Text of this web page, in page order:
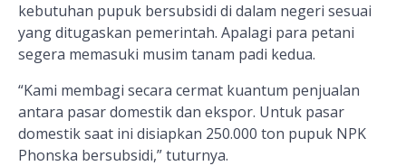
kebutuhan pupuk bersubsidi di dalam negeri sesuai
yang ditugaskan pemerintah. Apalagi para petani
segera memasuki musim tanam padi kedua.
“Kami membagi secara cermat kuantum penjualan
antara pasar domestik dan ekspor. Untuk pasar
domestik saat ini disiapkan 250.000 ton pupuk NPK
Phonska bersubsidi,” tuturnya.